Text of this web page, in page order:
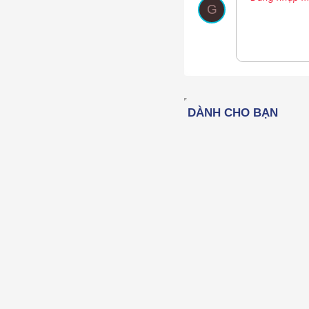
G
18
Nhúng thư
Màu chữ